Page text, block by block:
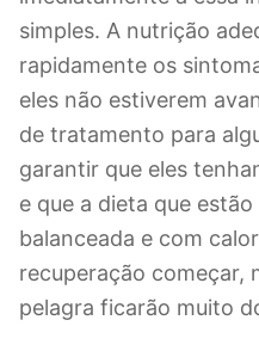
simples. A nutrição
rapidamente os
eles não estiverem
de tratamento para
garantir que eles
e que a dieta que
balanceada e com
recuperação começar,
pelagra ficarão muito